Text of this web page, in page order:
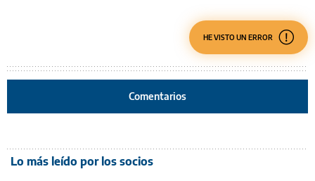
HE VISTO UN ERROR
Comentarios
Lo más leído por los socios